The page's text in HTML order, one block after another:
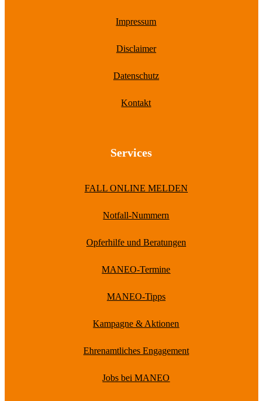
Impressum
Disclaimer
Datenschutz
Kontakt
Services
FALL ONLINE MELDEN
Notfall-Nummern
Opferhilfe und Beratungen
MANEO-Termine
MANEO-Tipps
Kampagne & Aktionen
Ehrenamtliches Engagement
Jobs bei MANEO